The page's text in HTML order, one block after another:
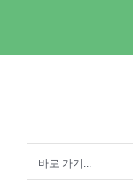
츠
바로 가기...